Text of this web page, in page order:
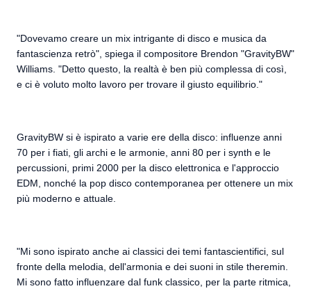
"Dovevamo creare un mix intrigante di disco e musica da
fantascienza retrò", spiega il compositore Brendon "GravityBW"
Williams. "Detto questo, la realtà è ben più complessa di così,
e ci è voluto molto lavoro per trovare il giusto equilibrio."
GravityBW si è ispirato a varie ere della disco: influenze anni
70 per i fiati, gli archi e le armonie, anni 80 per i synth e le
percussioni, primi 2000 per la disco elettronica e l'approccio
EDM, nonché la pop disco contemporanea per ottenere un mix
più moderno e attuale.
"Mi sono ispirato anche ai classici dei temi fantascientifici, sul
fronte della melodia, dell'armonia e dei suoni in stile theremin.
Mi sono fatto influenzare dal funk classico, per la parte ritmica,